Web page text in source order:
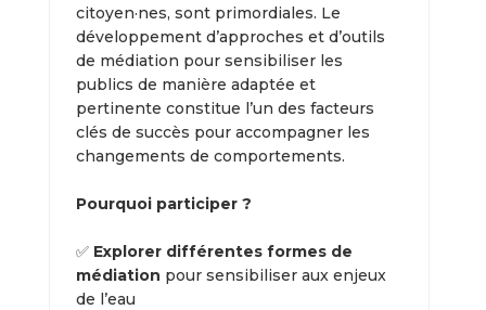
citoyen·nes, sont primordiales. Le
développement d’approches et d’outils
de médiation pour sensibiliser les
publics de manière adaptée et
pertinente constitue l’un des facteurs
clés de succès pour accompagner les
changements de comportements.
Pourquoi participer ?
✅ Explorer différentes formes de
médiation pour sensibiliser aux enjeux
de l’eau